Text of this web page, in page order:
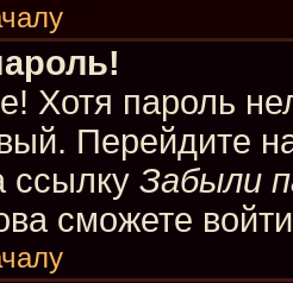
Хотя пароль
Перейдите
ссылку Забыли
сможете